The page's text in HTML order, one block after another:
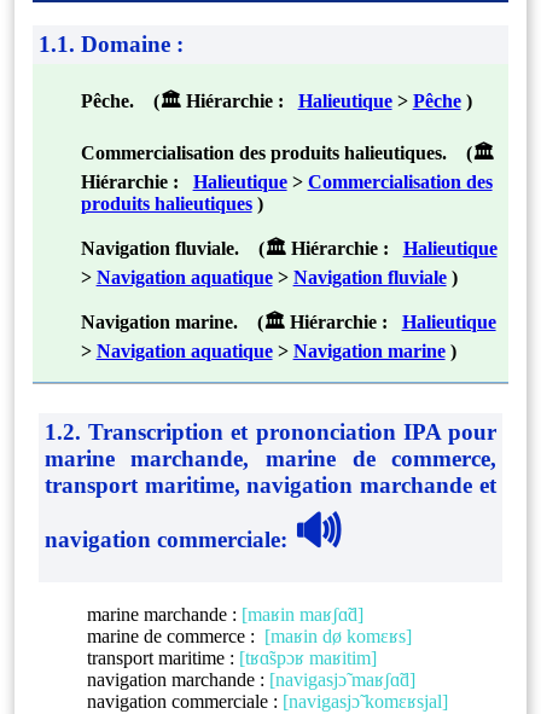
1.1. Domaine :
Pêche. (🏛 Hiérarchie : Halieutique > Pêche )
Commercialisation des produits halieutiques. (🏛
Hiérarchie : Halieutique > Commercialisation des
produits halieutiques )
Navigation fluviale. (🏛 Hiérarchie : Halieutique
> Navigation aquatique > Navigation fluviale )
Navigation marine. (🏛 Hiérarchie : Halieutique
> Navigation aquatique > Navigation marine )
1.2. Transcription et prononciation IPA pour
marine marchande, marine de commerce,
transport maritime, navigation marchande et
navigation commerciale: 🔊
marine marchande : [maʁin maʁʃɑ̃d]
marine de commerce : [maʁin dø komɛʁs]
transport maritime : [tʁɑ̃spɔʁ maʁitim]
navigation marchande : [navigasjɔ̃ maʁʃɑ̃d]
navigation commerciale : [navigasjɔ̃ komɛʁsjal]